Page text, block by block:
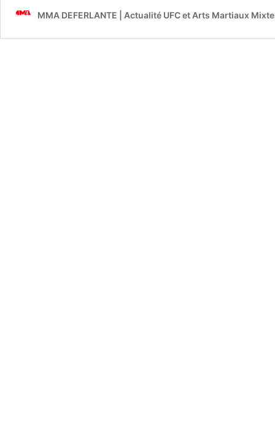
MMA DEFERLANTE | Actualité UFC et Arts Martiaux